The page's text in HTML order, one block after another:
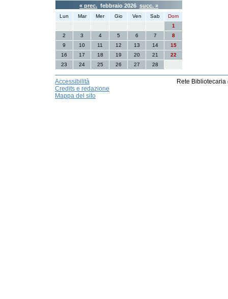
« prec. febbraio 2026 succ. »
Lun Mar Mer Gio Ven Sab
Dom
1
2
3 4 5 6 7
8
9
10 11 12 13 14
15
16
17 18 19 20 21
22
23
24 25 26 27 28
Accessibilità
Credits e redazione
Mappa del sito
Rete